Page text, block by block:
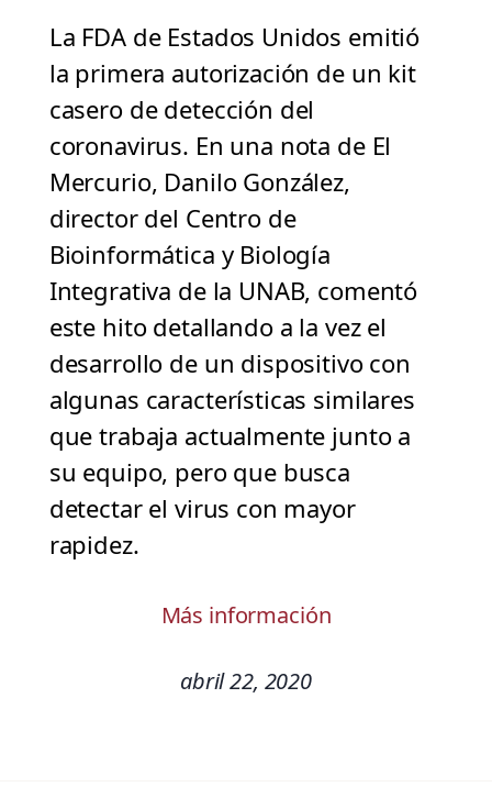
La FDA de Estados Unidos emitió
la primera autorización de un kit
casero de detección del
coronavirus. En una nota de El
Mercurio, Danilo González,
director del Centro de
Bioinformática y Biología
Integrativa de la UNAB, comentó
este hito detallando a la vez el
desarrollo de un dispositivo con
algunas características similares
que trabaja actualmente junto a
su equipo, pero que busca
detectar el virus con mayor
rapidez.
Más información
abril 22, 2020